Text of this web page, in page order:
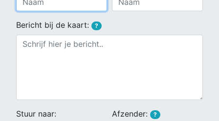
Bericht bij de kaart: ?
Stuur naar: Afzender: ?